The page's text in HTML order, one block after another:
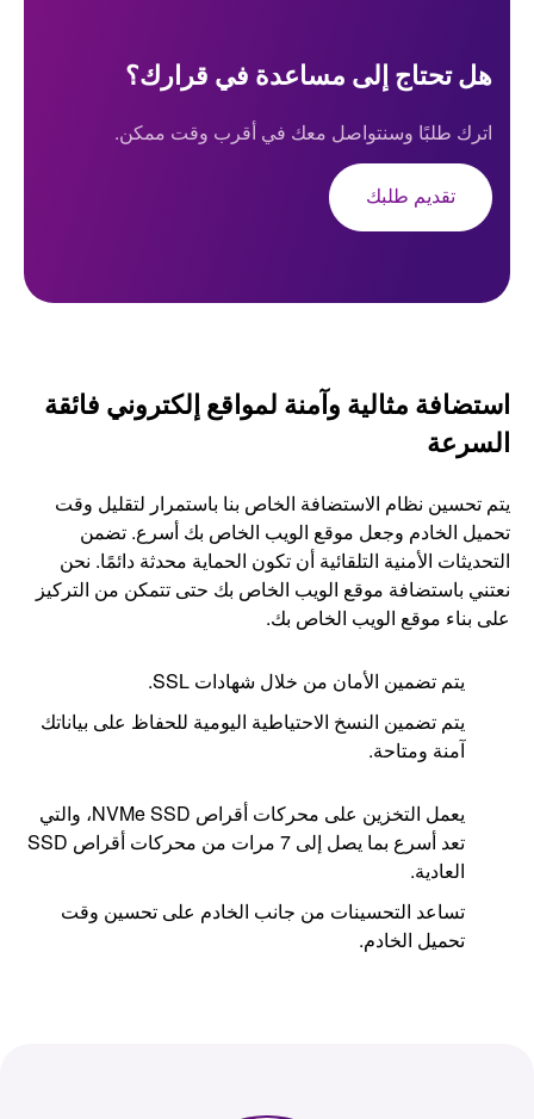
هل تحتاج إلى مساعدة في قرارك؟
اترك طلبًا وسنتواصل معك في أقرب وقت ممكن.
تقديم طلبك
استضافة مثالية وآمنة لمواقع إلكتروني فائقة
السرعة
يتم تحسين نظام الاستضافة الخاص بنا باستمرار لتقليل وقت
تحميل الخادم وجعل موقع الويب الخاص بك أسرع. تضمن
التحديثات الأمنية التلقائية أن تكون الحماية محدثة دائمًا. نحن
نعتني باستضافة موقع الويب الخاص بك حتى تتمكن من التركيز
على بناء موقع الويب الخاص بك.
يتم تضمين الأمان من خلال شهادات SSL.
يتم تضمين النسخ الاحتياطية اليومية للحفاظ على بياناتك
آمنة ومتاحة.
يعمل التخزين على محركات أقراص NVMe SSD، والتي
تعد أسرع بما يصل إلى 7 مرات من محركات أقراص SSD
العادية.
تساعد التحسينات من جانب الخادم على تحسين وقت
تحميل الخادم.